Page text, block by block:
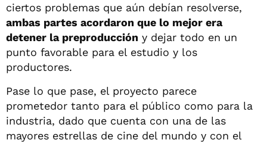
ciertos problemas que aún debían resolverse,
ambas partes acordaron que lo mejor era
detener la preproducción y dejar todo en un
punto favorable para el estudio y los
productores.
Pase lo que pase, el proyecto parece
prometedor tanto para el público como para la
industria, dado que cuenta con una de las
mayores estrellas de cine del mundo y con el